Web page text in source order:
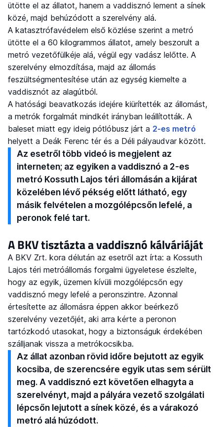
ütötte el az állatot, hanem a vaddisznó lement a sínek
közé, majd behúzódott a szerelvény alá.
A katasztrófavédelem első közlése szerint a metró
ütötte el a 60 kilogrammos állatot, amely beszorult a
metró vezetőfülkéje alá, végül egy vadász lelőtte. A
szerelvény elmozdítása, majd az állomás
feszültségmentesítése után az egység kiemelte a
vaddisznót az alagútból.
A hatósági beavatkozás idejére kiürítették az állomást,
a metrók forgalmát mindkét irányban leállították. A
baleset miatt egy ideig pótlóbusz járt a 2-es metró
helyett a Deák Ferenc tér és a Déli pályaudvar között.
Az esetről több videó is megjelent az
interneten; az egyiken a vaddisznó a 2-es
metró Kossuth Lajos téri állomásán a kijárat
közelében lévő pékség előtt látható, egy
másik felvételen a mozgólépcsőn lefelé, a
peronok felé tart.
A BKV tisztázta a vaddisznó kálváriáját
A BKV Zrt. kora délután az esetről azt írta: a Kossuth
Lajos téri metróállomás forgalmi ügyeletese észlelte,
hogy az egyik, üzemen kívüli mozgólépcsőn egy
vaddisznó megy lefelé a peronszintre. Azonnal
értesítette az állomásra éppen akkor beérkező
szerelvény vezetőjét, aki arra kérte a peronon
tartózkodó utasokat, hogy a biztonságuk érdekében
szálljanak vissza a metrókocsikba.
Az állat azonban rövid időre bejutott az egyik
kocsiba, de szerencsére egyik utas sem sérült
meg. A vaddisznó ezt követően elhagyta a
szerelvényt, majd a pályára vezető szolgálati
lépcsőn lejutott a sínek közé, és a várakozó
metró alá húzódott.